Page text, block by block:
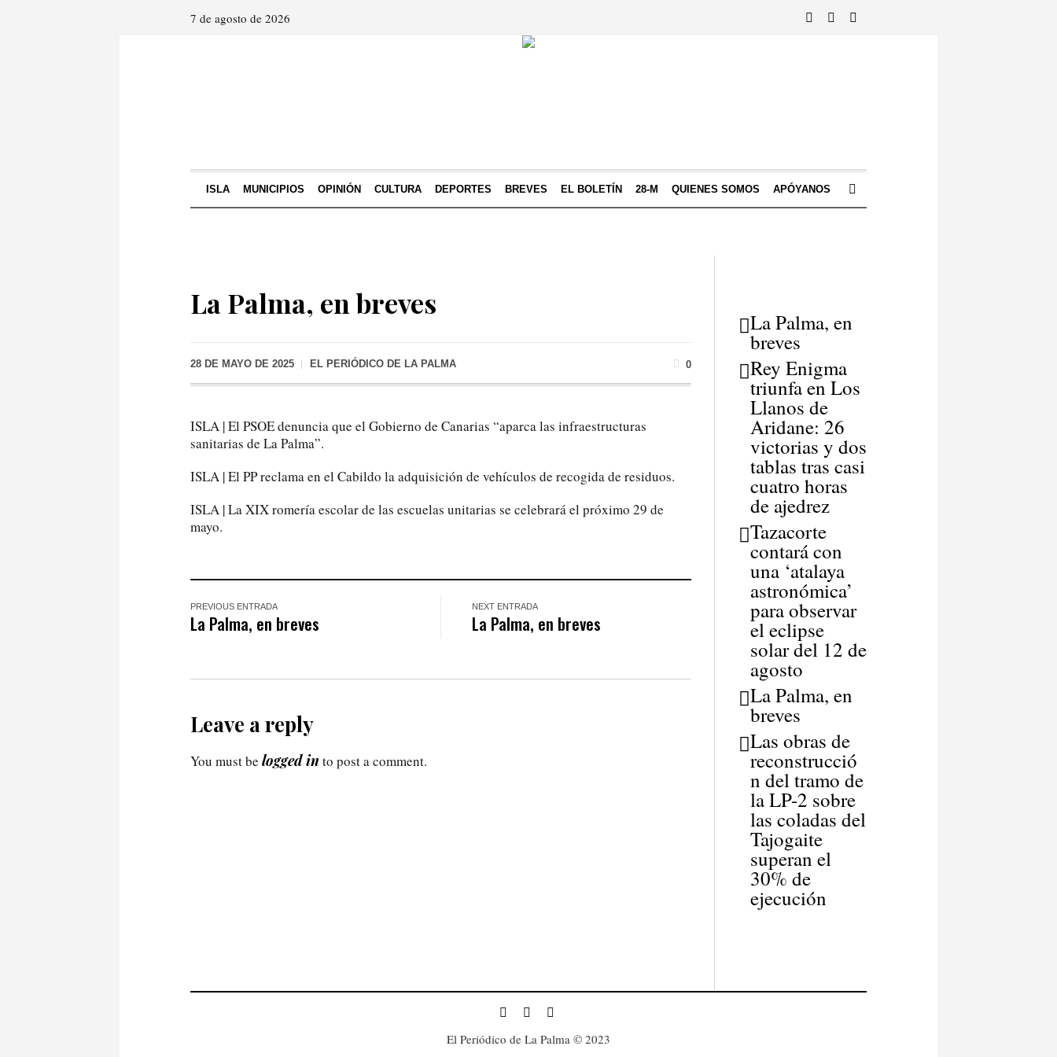
7 de agosto de 2026
ISLA MUNICIPIOS OPINIÓN CULTURA DEPORTES BREVES EL BOLETÍN 28-M QUIENES SOMOS APÓYANOS
La Palma, en breves
28 DE MAYO DE 2025 EL PERIÓDICO DE LA PALMA 0
ISLA | El PSOE denuncia que el Gobierno de Canarias “aparca las infraestructuras
sanitarias de La Palma”.
ISLA | El PP reclama en el Cabildo la adquisición de vehículos de recogida de residuos.
ISLA | La XIX romería escolar de las escuelas unitarias se celebrará el próximo 29 de
mayo.
PREVIOUS ENTRADA
La Palma, en breves
NEXT ENTRADA
La Palma, en breves
Leave a reply
You must be logged in to post a comment.
La Palma, en
breves
Rey Enigma
triunfa en Los
Llanos de
Aridane: 26
victorias y dos
tablas tras casi
cuatro horas
de ajedrez
Tazacorte
contará con
una ‘atalaya
astronómica’
para observar
el eclipse
solar del 12 de
agosto
La Palma, en
breves
Las obras de
reconstrucció
n del tramo de
la LP-2 sobre
las coladas del
Tajogaite
superan el
30% de
ejecución
El Periódico de La Palma © 2023